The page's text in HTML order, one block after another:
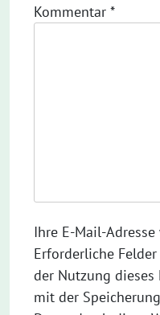
Kommentar *
Ihre E-Mail-
Erforderliche
der Nutzung
mit der